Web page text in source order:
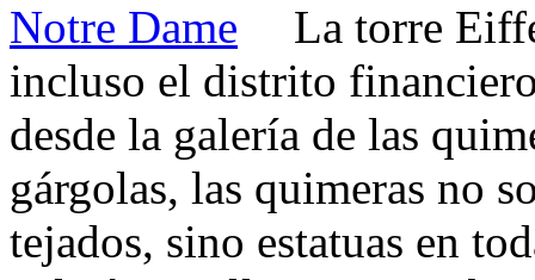
La torre
incluso el distrito
desde la galería de las
gárgolas, las quimeras no
tejados, sino estatuas en